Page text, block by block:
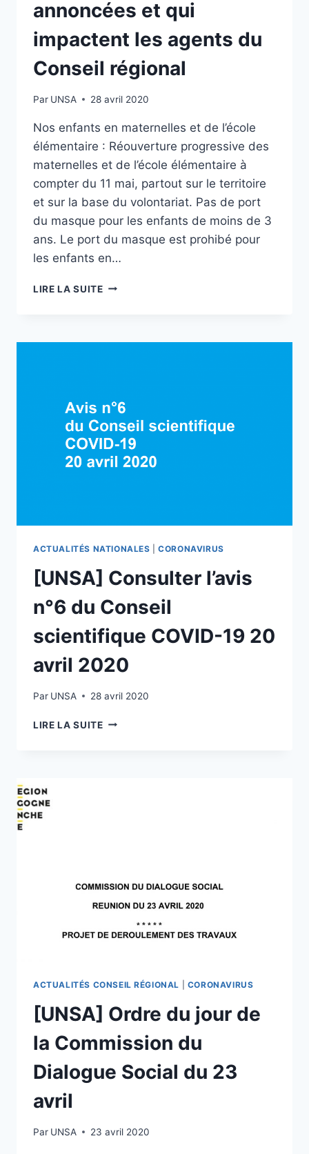
annoncées et qui
impactent les agents du
Conseil régional
Par UNSA 28 avril 2020
Nos enfants en maternelles et de l’école
élémentaire : Réouverture progressive des
maternelles et de l’école élémentaire à
compter du 11 mai, partout sur le territoire
et sur la base du volontariat. Pas de port
du masque pour les enfants de moins de 3
ans. Le port du masque est prohibé pour
les enfants en…
LIRE LA SUITE[UNSA]
MAI
ANNONCÉES
ET
QUI
IMPACTENT
LES
ACTUALITÉS NATIONALES |CORONAVIRUS
[UNSA] Consulter l’avis
n°6 du Conseil
scientifique COVID-19 20
avril 2020
Par UNSA 28 avril 2020
LIRE LA SUITE[UNSA]
2020
ACTUALITÉS CONSEIL RÉGIONAL CORONAVIRUS
[UNSA] Ordre du jour de
la Commission du
Dialogue Social du 23
avril
Par UNSA 23 avril 2020